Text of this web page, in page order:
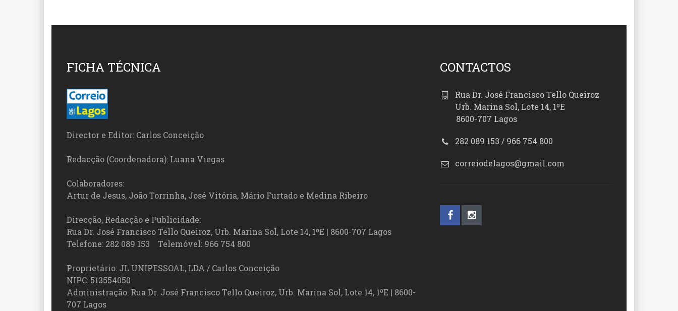
FICHA TÉCNICA
Director e Editor: Carlos Conceição
Redacção (Coordenadora): Luana Viegas
Colaboradores:
Artur de Jesus, João Torrinha, José Vitória, Mário Furtado e Medina Ribeiro
Direcção, Redacção e Publicidade:
Rua Dr. José Francisco Tello Queiroz, Urb. Marina Sol, Lote 14, 1ºE | 8600-707 Lagos
Telefone: 282 089 153 Telemóvel: 966 754 800
Proprietário: JL UNIPESSOAL, LDA / Carlos Conceição
NIPC: 513554050
Administração: Rua Dr. José Francisco Tello Queiroz, Urb. Marina Sol, Lote 14, 1ºE | 8600-
707 Lagos
CONTACTOS
Rua Dr. José Francisco Tello Queiroz
Urb. Marina Sol, Lote 14, 1ºE
8600-707 Lagos
282 089 153 / 966 754 800
correiodelagos@gmail.com